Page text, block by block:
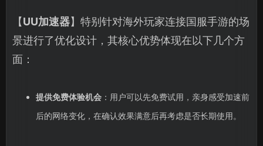
【UU加速器】特别针对海外玩家连接国服手游的场
景进行了优化设计，其核心优势体现在以下几个方
面：
提供免费体验机会：用户可以先免费试用，亲身感受加速前
后的网络变化，在确认效果满意后再考虑是否长期使用。